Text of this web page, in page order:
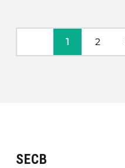
1 2
SECB